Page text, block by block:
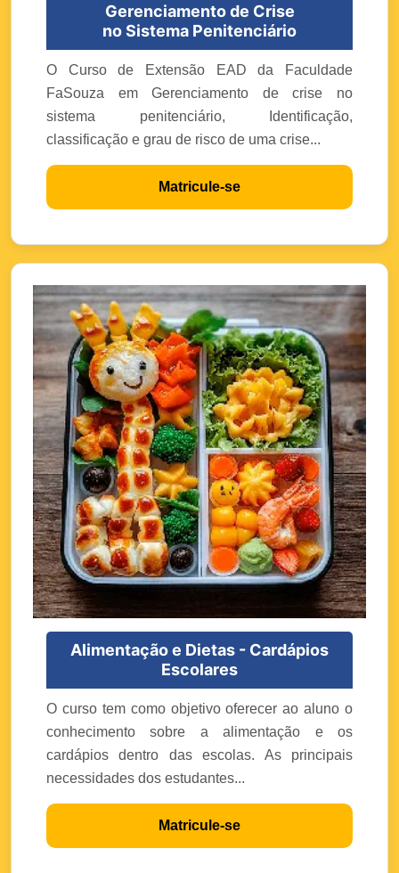
Gerenciamento de Crise
no Sistema Penitenciário
O Curso de Extensão EAD da Faculdade
FaSouza em Gerenciamento de crise no
sistema penitenciário, Identificação,
classificação e grau de risco de uma crise...
Matricule-se
Alimentação e Dietas - Cardápios
Escolares
O curso tem como objetivo oferecer ao aluno o
conhecimento sobre a alimentação e os
cardápios dentro das escolas. As principais
necessidades dos estudantes...
Matricule-se